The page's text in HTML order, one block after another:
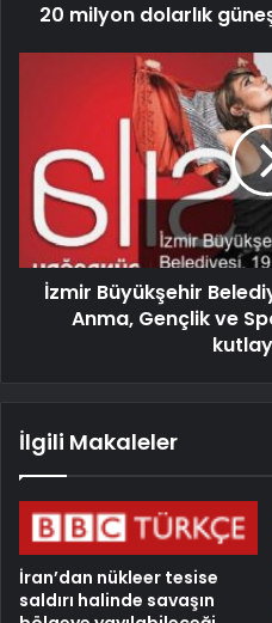
20 milyon dolarlık
İzmir Büyükşehir
Anma, Gençlik ve
İlgili Makaleler
İran’dan nükleer tesise
saldırı halinde savaşın